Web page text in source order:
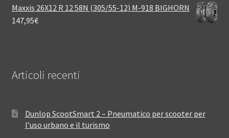
Maxxis 26X12 R 12 58N (305/55-12) M-918 BIGHORN
147,95€
Articoli recenti
Dunlop ScootSmart 2 – Pneumatico per scooter per
l’uso urbano e il turismo